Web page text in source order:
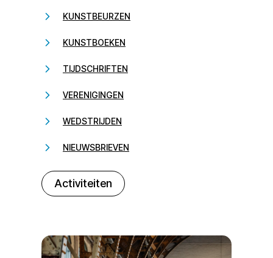
KUNSTBEURZEN
KUNSTBOEKEN
TIJDSCHRIFTEN
VERENIGINGEN
WEDSTRIJDEN
NIEUWSBRIEVEN
Activiteiten
232323